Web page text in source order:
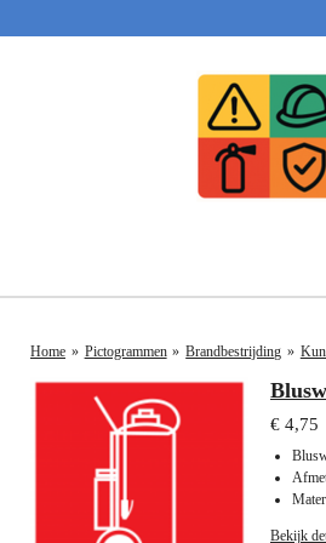
Home » Pictogrammen » Brandbestrijding »
€ 4,75
Bekijk